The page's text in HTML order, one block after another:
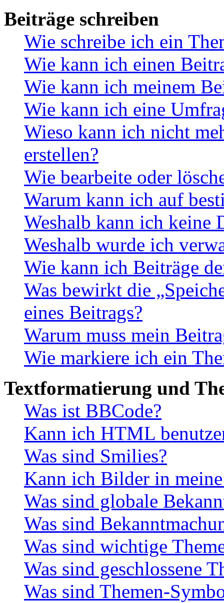
Beiträge schreiben
Wie schreibe ich ein
Wie kann ich einen
Wie kann ich meinem
Wie kann ich eine
Wieso kann ich nicht
erstellen?
Wie bearbeite oder
Warum kann ich auf
Weshalb kann ich keine
Weshalb wurde ich
Wie kann ich Beiträge
Was bewirkt die
eines Beitrags?
Warum muss mein
Wie markiere ich ein
Textformatierung und
Was ist BBCode?
Kann ich HTML
Was sind Smilies?
Kann ich Bilder in
Was sind globale
Was sind
Was sind wichtige
Was sind geschlossene
Was sind Themen-